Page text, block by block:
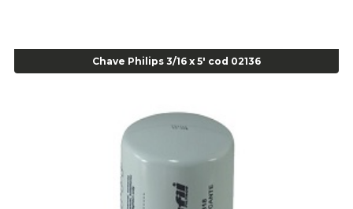
Alicate de Corte Diagonal - cod 02138
Alicate para Abracadeira 3/16" x 1.3/16" 29840 - Gedore - Cod 02174
Alicate para Anéis Externos Bico Reto - Gedore A2 - Cod 00894
Alicate para Anéis Externos com Bico Curvo - Gedore A21 - Cod 00895
Alicate para Anéis Internos Bico Curvo - Gedore J21 - Cod 00893
Alicate para Anéis Tipo Trava Câmbio 8134 Gedore - Cod 02008
Chave Philips 3/16 x 5' cod 02136